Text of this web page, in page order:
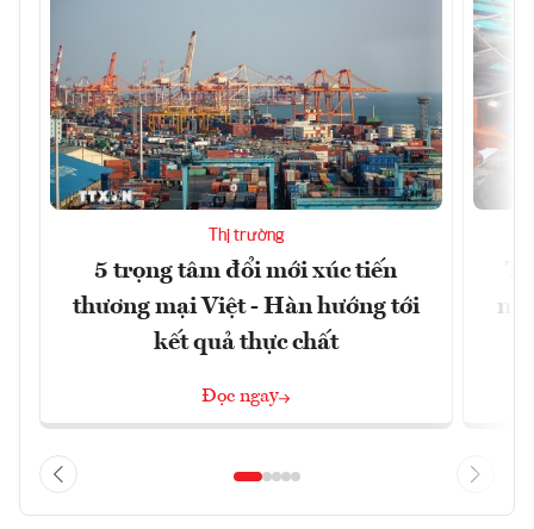
Thị trường
5 trọng tâm đổi mới xúc tiến
thương mại Việt - Hàn hướng tới
kết quả thực chất
Đọc ngay